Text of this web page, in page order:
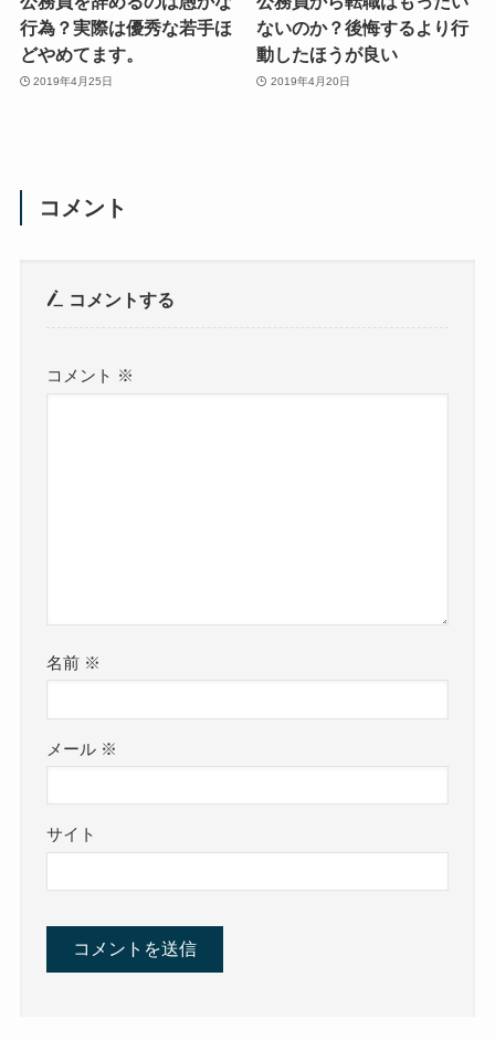
行為？実際は優秀な若手ほ
どやめてます。
2019年4月25日
ないのか？後悔するより行
動したほうが良い
2019年4月20日
コメント
コメントする
コメント ※
名前 ※
メール ※
サイト